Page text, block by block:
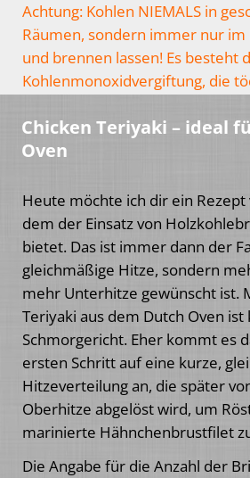
Achtung: Kohlen NIEMALS in
Räumen, sondern immer nur
und brennen lassen! Es besteht
Kohlenmonoxidvergiftung, die
Chicken Teriyaki – ideal
Oven
Heute möchte ich dir ein
dem der Einsatz von
bietet. Das ist immer dann der
gleichmäßige Hitze, sondern
mehr Unterhitze gewünscht ist.
Teriyaki aus dem Dutch Oven ist
Schmorgericht. Eher kommt es
ersten Schritt auf eine kurze,
Hitzeverteilung an, die später
Oberhitze abgelöst wird, um
marinierte Hähnchenbrustfilet
Die Angabe für die Anzahl der